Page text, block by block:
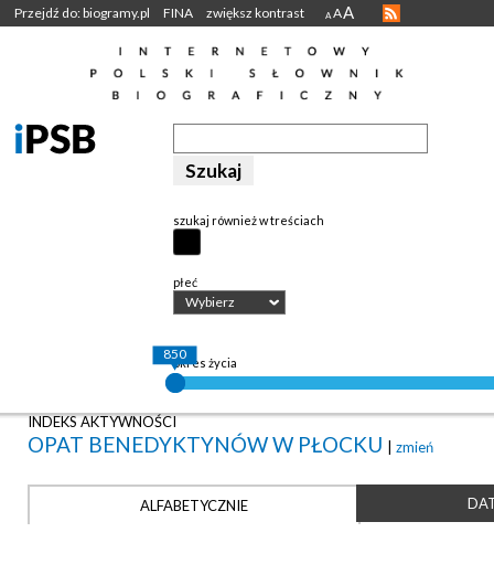
Przejdź do: biogramy.pl FINA zwiększ kontrast A AA
szukaj również w treściach
płeć
Wybierz
okres życia
850
INDEKS AKTYWNOŚCI
OPAT BENEDYKTYNÓW W PŁOCKU | zmień
ALFABETYCZNIE